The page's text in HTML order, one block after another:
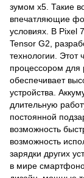
зумом x5. Такие
впечатляющие
условиях. В Pixel
Tensor G2,
технологии. Этот
процессором для
обеспечивает
устройства.
длительную
постоянной
возможность
возможность
зарядки других
в мире